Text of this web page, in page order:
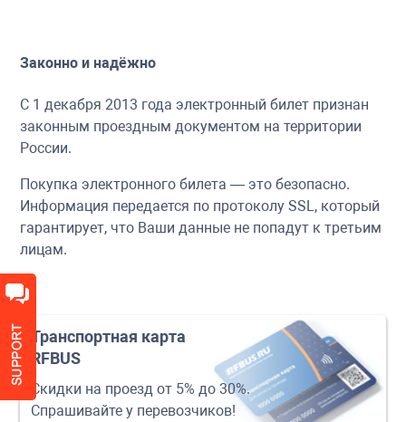
Законно и надёжно
С 1 декабря 2013 года электронный билет признан
законным проездным документом на территории
России.
Покупка электронного билета — это безопасно.
Информация передается по протоколу SSL, который
гарантирует, что Ваши данные не попадут к третьим
лицам.
Транспортная карта
RFBUS
Скидки на проезд от 5% до 30%.
Спрашивайте у перевозчиков!